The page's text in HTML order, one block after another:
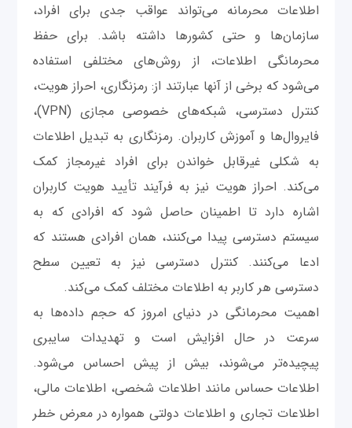
اطلاعات محرمانه می‌تواند عواقب جدی برای افراد،
سازمان‌ها و حتی کشورها داشته باشد. برای حفظ
محرمانگی اطلاعات، از روش‌های مختلفی استفاده
می‌شود که برخی از آنها عبارتند از: رمزنگاری، احراز هویت،
کنترل دسترسی، شبکه‌های خصوصی مجازی (VPN)،
فایروال‌ها و آموزش کاربران. رمزنگاری به تبدیل اطلاعات
به شکلی غیرقابل خواندن برای افراد غیرمجاز کمک
می‌کند. احراز هویت نیز به فرآیند تأیید هویت کاربران
اشاره دارد تا اطمینان حاصل شود که افرادی که به
سیستم دسترسی پیدا می‌کنند، همان افرادی هستند که
ادعا می‌کنند. کنترل دسترسی نیز به تعیین سطح
دسترسی هر کاربر به اطلاعات مختلف کمک می‌کند.
اهمیت محرمانگی در دنیای امروز که حجم داده‌ها به
سرعت در حال افزایش است و تهدیدات سایبری
پیچیده‌تر می‌شوند، بیش از پیش احساس می‌شود.
اطلاعات حساس مانند اطلاعات شخصی، اطلاعات مالی،
اطلاعات تجاری و اطلاعات دولتی همواره در معرض خطر